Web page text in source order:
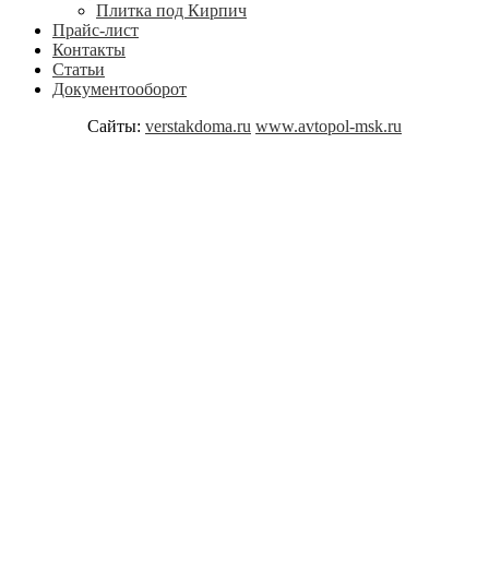
Плитка под Кирпич
Прайс-лист
Контакты
Статьи
Документооборот
Сайты: verstakdoma.ru www.avtopol-msk.ru